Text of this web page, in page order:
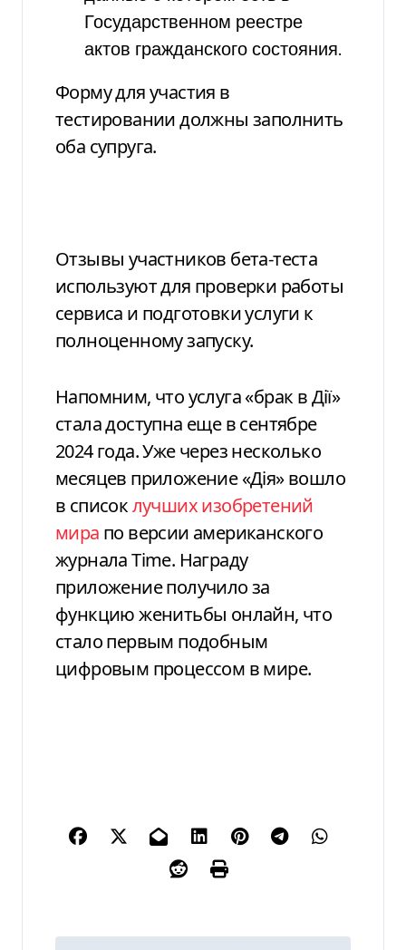
Государственном реестре
актов гражданского состояния.
Форму для участия в
тестировании должны заполнить
оба супруга.
Отзывы участников бета-теста
используют для проверки работы
сервиса и подготовки услуги к
полноценному запуску.
Напомним, что услуга «брак в Дії»
стала доступна еще в сентябре
2024 года. Уже через несколько
месяцев приложение «Дія» вошло
в списоклучших изобретений
мира по версии американского
журнала Time. Награду
приложение получило за
функцию женитьбы онлайн, что
стало первым подобным
цифровым процессом в мире.